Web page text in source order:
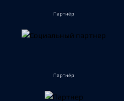
Партнёр
Партнёр